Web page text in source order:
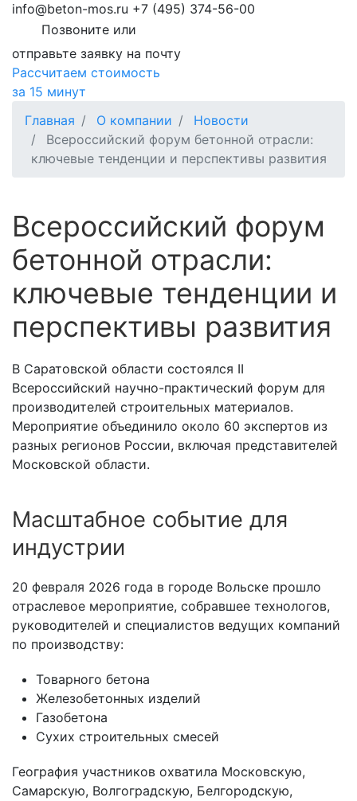
info@beton-mos.ru +7 (495) 374-56-00
Позвоните или
отправьте заявку на почту
Рассчитаем стоимость
за 15 минут
Главная
О компании
Новости
Всероссийский форум бетонной отрасли:
ключевые тенденции и перспективы развития
Всероссийский форум
бетонной отрасли:
ключевые тенденции и
перспективы развития
В Саратовской области состоялся II
Всероссийский научно-практический форум для
производителей строительных материалов.
Мероприятие объединило около 60 экспертов из
разных регионов России, включая представителей
Московской области.
Масштабное событие для
индустрии
20 февраля 2026 года в городе Вольске прошло
отраслевое мероприятие, собравшее технологов,
руководителей и специалистов ведущих компаний
по производству:
Товарного бетона
Железобетонных изделий
Газобетона
Сухих строительных смесей
География участников охватила Московскую,
Самарскую, Волгоградскую, Белгородскую,